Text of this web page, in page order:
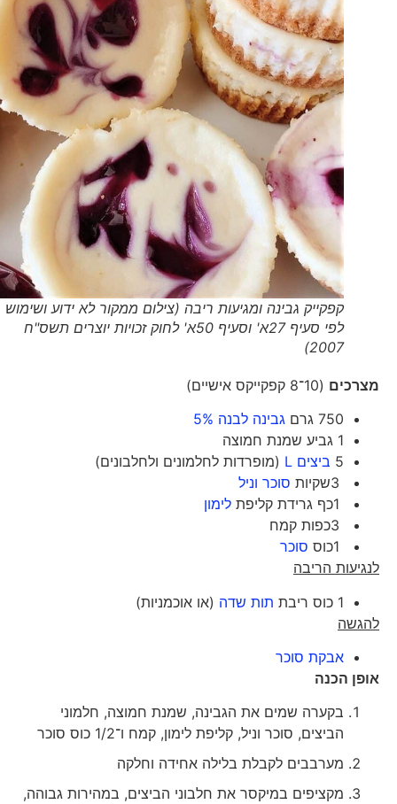
קפקייק גבינה ומגיעות ריבה (צילום ממקור לא ידוע ושימוש
לפי סעיף 27א' וסעיף 50א' לחוק זכויות יוצרים תשס"ח
2007)
מצרכים(10־8 קפקייקס אישיים)
750 גרם
גבינה לבנה 5%
1 גביע שמנת חמוצה
5
ביצים L (מופרדות לחלמונים ולחלבונים)
3שקיות
סוכר וניל
1כף גרידת קליפת
לימון
3כפות קמח
1כוס
סוכר
לנגיעות הריבה
1 כוס ריבת
תות שדה(או אוכמניות)
להגשה
אבקת סוכר
אופן הכנה
בקערה שמים את הגבינה, שמנת חמוצה, חלמוני
הביצים, סוכר וניל, קליפת לימון, קמח ו־1/2 כוס סוכר
מערבבים לקבלת בלילה אחידה וחלקה
מקציפים במיקסר את חלבוני הביצים, במהירות גבוהה,